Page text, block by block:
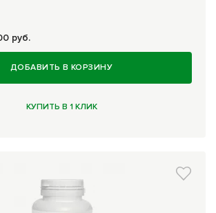
руб.
ДОБАВИТЬ В КОРЗИНУ
КУПИТЬ В 1 КЛИК